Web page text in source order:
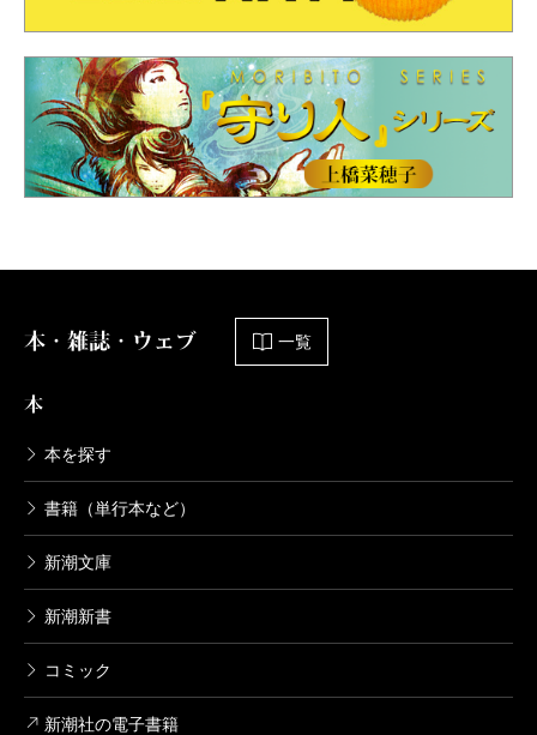
本・雑誌・ウェブ 一覧
本
本を探す
書籍（単行本など）
新潮文庫
新潮新書
コミック
新潮社の電子書籍